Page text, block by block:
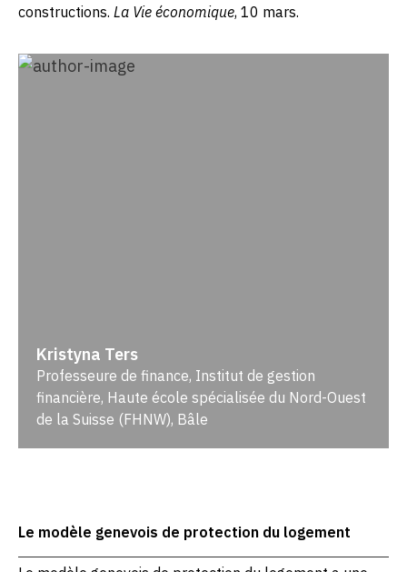
constructions. La Vie économique, 10 mars.
Kristyna Ters
Professeure de finance, Institut de gestion
financière, Haute école spécialisée du Nord-Ouest
de la Suisse (FHNW), Bâle
Le modèle genevois de protection du logement